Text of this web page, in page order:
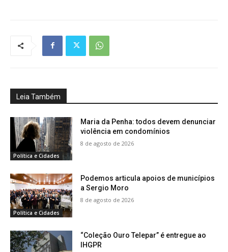
Leia Também
Política e Cidades
Maria da Penha: todos devem denunciar
violência em condomínios
8 de agosto de 2026
Política e Cidades
Podemos articula apoios de municípios
a Sergio Moro
8 de agosto de 2026
“Coleção Ouro Telepar” é entregue ao
IHGPR